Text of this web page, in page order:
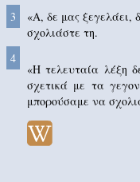
3
«Α, δε μας ξεγελάει,
σχολιάστε τη.
4
«Η τελευταία λέξη
σχετικά με τα
μπορούσαμε να